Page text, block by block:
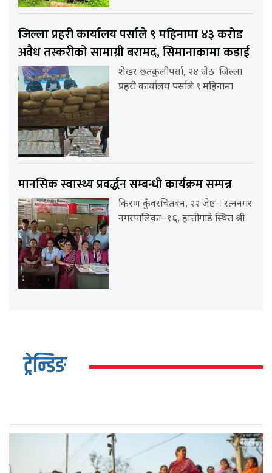
जिल्ला प्रहरी कार्यालय पर्साले ९ महिनामा ४३ करोड
अवैध तस्करीको सामाग्री बरामद, सिमानाकामा कडाई
शेखर छतकुलीपर्सा, २४ जेठ जिल्ला
प्रहरी कार्यालय पर्साले ९ महिनामा
मानसिक स्वास्थ्य प्रवर्द्धन सम्बन्धी कार्यक्रम सम्पन्न
किरण कुँवरचितवन, २२ जेष्ठ । रत्ननगर
नगरपालिका–१६, हात्तीगाडे स्थित श्री
ट्रेन्डिङ